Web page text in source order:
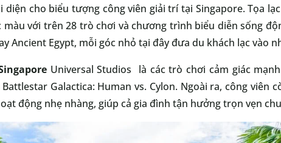
diện cho biểu tượng công viên giải trí tại Singapore. Tọa
với trên 28 trò chơi và chương trình biểu diễn sống
Ancient Egypt, mỗi góc nhỏ tại đây đưa du khách lạc vào
Universal Studios là các trò chơi cảm giác
Galactica: Human vs. Cylon. Ngoài ra, công viên
động nhẹ nhàng, giúp cả gia đình tận hưởng trọn vẹn